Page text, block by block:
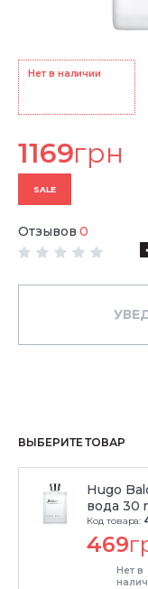
Нет в наличии
1169грн
SALE
Отзывов 0
ВЫБЕРИТЕ ТОВАР
Hugo
вода 30
Код товара:
469
Нет в